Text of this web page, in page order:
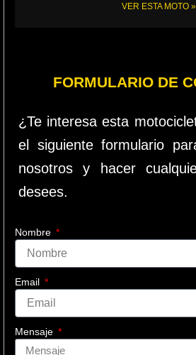
VER ESTA MOTO »
FORMULARIO DE
¿Te interesa esta
el siguiente formulario
nosotros y hacer
desees.
Nombre
Email
Mensaje